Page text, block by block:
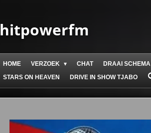
hitpowerfm
HOME VERZOEK CHAT DRAAI SCHEMA
STARS ON HEAVEN
DRIVE IN SHOW TJABO